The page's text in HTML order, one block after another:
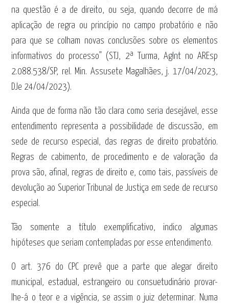
na questão é a de direito, ou seja, quando decorre de má
aplicação de regra ou princípio no campo probatório e não
para que se colham novas conclusões sobre os elementos
informativos do processo” (STJ, 2ª Turma, AgInt no AREsp
2.088.538/SP, rel. Min. Assusete Magalhães, j. 17/04/2023,
DJe 24/04/2023).
Ainda que de forma não tão clara como seria desejável, esse
entendimento representa a possibilidade de discussão, em
sede de recurso especial, das regras de direito probatório.
Regras de cabimento, de procedimento e de valoração da
prova são, afinal, regras de direito e, como tais, passíveis de
devolução ao Superior Tribunal de Justiça em sede de recurso
especial.
Tão somente a título exemplificativo, indico algumas
hipóteses que seriam contempladas por esse entendimento.
O art. 376 do CPC prevê que a parte que alegar direito
municipal, estadual, estrangeiro ou consuetudinário provar-
lhe-á o teor e a vigência, se assim o juiz determinar. Numa